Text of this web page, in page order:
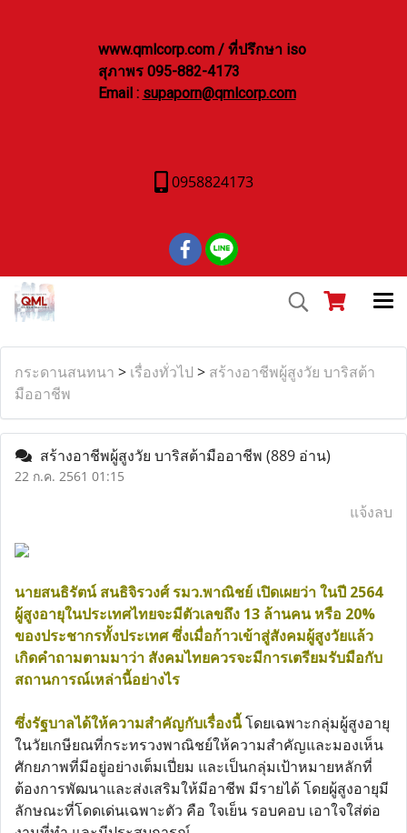
www.qmlcorp.com / ที่ปรึกษา iso
สุภาพร 095-882-4173
Email : supaporn@qmlcorp.com
0958824173
กระดานสนทนา > เรื่องทั่วไป > สร้างอาชีพผู้สูงวัย บาริสต้า
มืออาชีพ
สร้างอาชีพผู้สูงวัย บาริสต้ามืออาชีพ (889 อ่าน)
22 ก.ค. 2561 01:15
แจ้งลบ
นายสนธิรัตน์ สนธิจิรวงศ์ รมว.พาณิชย์ เปิดเผยว่า ในปี 2564
ผู้สูงอายุในประเทศไทยจะมีตัวเลขถึง 13 ล้านคน หรือ 20%
ของประชากรทั้งประเทศ ซึ่งเมื่อก้าวเข้าสู่สังคมผู้สูงวัยแล้ว
เกิดคำถามตามมาว่า สังคมไทยควรจะมีการเตรียมรับมือกับ
สถานการณ์เหล่านี้อย่างไร
ซึ่งรัฐบาลได้ให้ความสำคัญกับเรื่องนี้โดยเฉพาะกลุ่มผู้สูงอายุ
ในวัยเกษียณที่กระทรวงพาณิชย์ให้ความสำคัญและมองเห็น
ศักยภาพที่มีอยู่อย่างเต็มเปี่ยม และเป็นกลุ่มเป้าหมายหลักที่
ต้องการพัฒนาและส่งเสริมให้มีอาชีพ มีรายได้ โดยผู้สูงอายุมี
ลักษณะที่โดดเด่นเฉพาะตัว คือ ใจเย็น รอบคอบ เอาใจใส่ต่อ